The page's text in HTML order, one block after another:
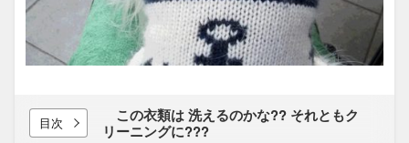
目次
この​衣類は​ 洗えるのかな??​ それとも​ク
リーニングに???